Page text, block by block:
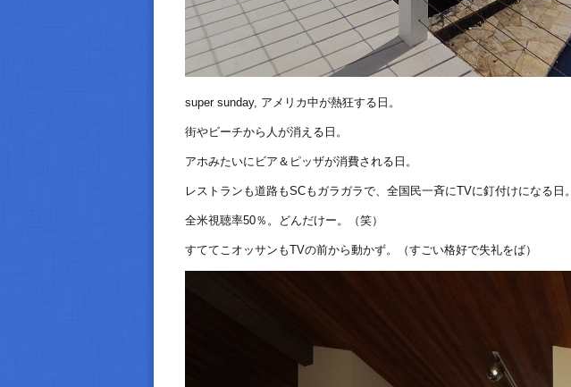
super sunday, アメリカ中が熱狂する日。
街やビーチから人が消える日。
アホみたいにビア＆ピッザが消費される日。
レストランも道路もSCもガラガラで、全国民一斉にTVに釘付けになる日。
全米視聴率50％。どんだけー。（笑）
すててこオッサンもTVの前から動かず。（すごい格好で失礼をば）